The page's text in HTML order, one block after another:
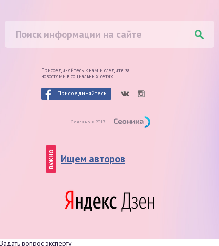
Присоединяйтесь к нам и следите за
новостями в социальных сетях
Присоединяйтесь
Сделано в 2017
ВАЖНО Ищем авторов
Задать вопрос эксперту